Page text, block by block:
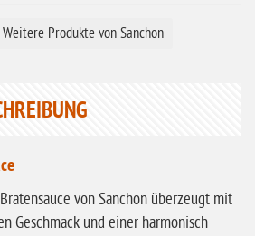
Weitere Produkte von Sanchon
von Sanchon überzeugt mit
Geschmack und einer harmonisch